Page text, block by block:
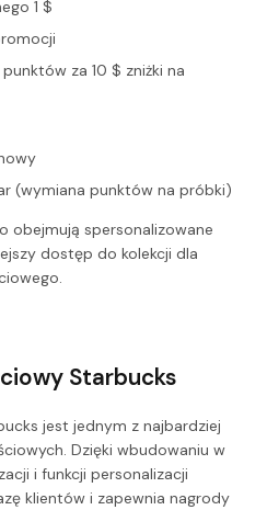
1 $
za 10 $ zniżki na
(wymiana punktów na próbki)
obejmują spersonalizowane
dostęp do kolekcji dla
Starbucks
jest jednym z najbardziej
Dzięki wbudowaniu w
i funkcji personalizacji
klientów i zapewnia nagrody